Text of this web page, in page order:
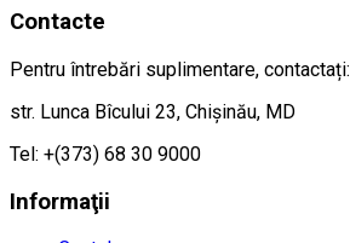
Contacte
Pentru întrebări suplimentare, contactați:
str. Lunca Bîcului 23, Chișinău, MD
Tel: +(373) 68 30 9000
Informaţii